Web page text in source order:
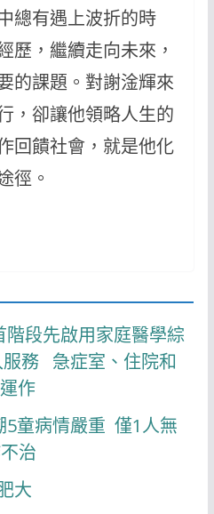
總有遇上波折的時
歷，繼續走向未來，
的課題。對謝淦輝來
，卻讓他領略人生的
回饋社會，就是他化
徑。
階段先啟用家庭醫學綜
務 急症室、住院和
作
5童病情嚴重 僅1人無
治
大